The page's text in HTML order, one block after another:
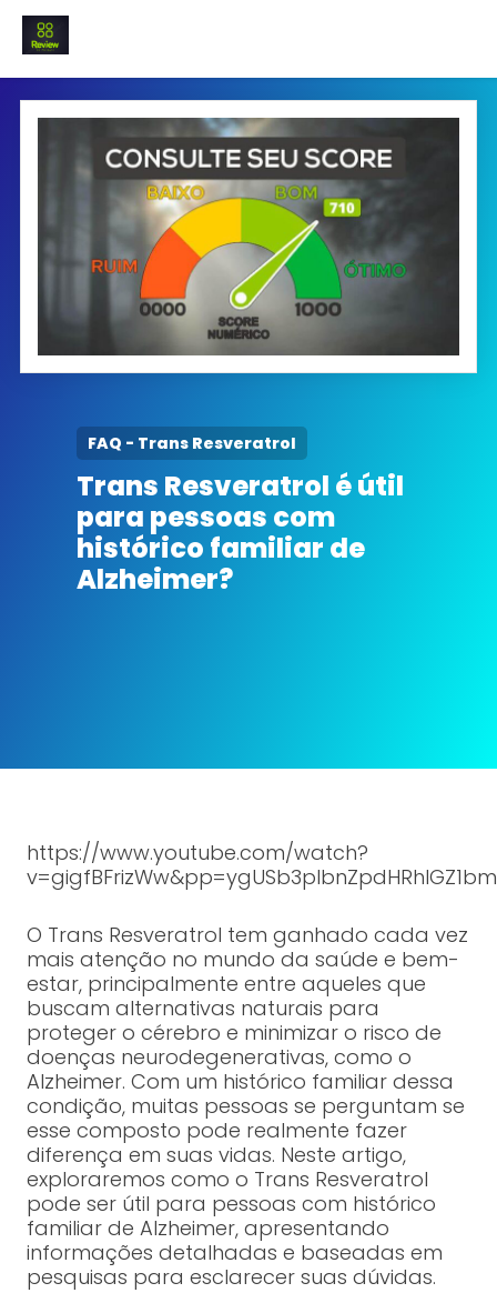
INICIO
Termo e Condições
Política Privacidade
SOBRE NÓS
FAQ - Trans Resveratrol
Trans Resveratrol é útil
para pessoas com
histórico familiar de
Alzheimer?
https://www.youtube.com/watch?
O Trans Resveratrol tem ganhado cada vez
mais atenção no mundo da saúde e bem-
estar, principalmente entre aqueles que
buscam alternativas naturais para
proteger o cérebro e minimizar o risco de
doenças neurodegenerativas, como o
Alzheimer. Com um histórico familiar dessa
condição, muitas pessoas se perguntam se
esse composto pode realmente fazer
diferença em suas vidas. Neste artigo,
exploraremos como o Trans Resveratrol
pode ser útil para pessoas com histórico
familiar de Alzheimer, apresentando
informações detalhadas e baseadas em
pesquisas para esclarecer suas dúvidas.